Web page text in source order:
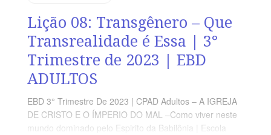
Lição 08: Transgênero – Que
Transrealidade é Essa | 3°
Trimestre de 2023 | EBD
ADULTOS
EBD 3° Trimestre De 2023 | CPAD Adultos – A IGREJA
DE CRISTO E O ÍMPERIO DO MAL –Como viver neste
mundo dominado pelo Espirito da Babilônia | Escola